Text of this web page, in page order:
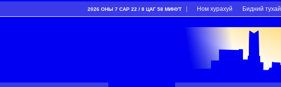
2026 ОНЫ 7 САР 22 / 8 ЦАГ 58 МИНУТ Ном хурахуй Бидний тухай